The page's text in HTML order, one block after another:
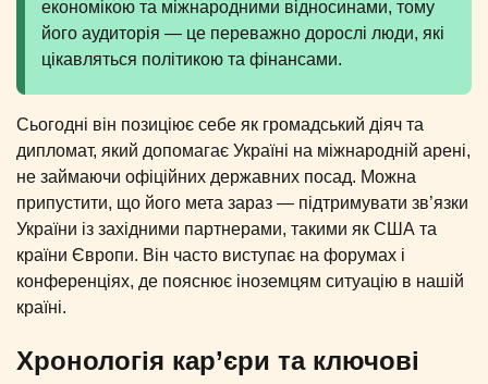
економікою та міжнародними відносинами, тому
його аудиторія — це переважно дорослі люди, які
цікавляться політикою та фінансами.
Сьогодні він позиціює себе як громадський діяч та
дипломат, який допомагає Україні на міжнародній арені,
не займаючи офіційних державних посад. Можна
припустити, що його мета зараз — підтримувати зв’язки
України із західними партнерами, такими як США та
країни Європи. Він часто виступає на форумах і
конференціях, де пояснює іноземцям ситуацію в нашій
країні.
Хронологія кар’єри та ключові